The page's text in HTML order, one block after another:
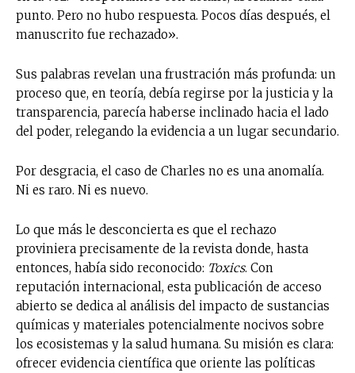
punto. Pero no hubo respuesta. Pocos días después, el
manuscrito fue rechazado».
Sus palabras revelan una frustración más profunda: un
proceso que, en teoría, debía regirse por la justicia y la
transparencia, parecía haberse inclinado hacia el lado
del poder, relegando la evidencia a un lugar secundario.
Por desgracia, el caso de Charles no es una anomalía.
Ni es raro. Ni es nuevo.
Lo que más le desconcierta es que el rechazo
proviniera precisamente de la revista donde, hasta
entonces, había sido reconocido: Toxics. Con
reputación internacional, esta publicación de acceso
abierto se dedica al análisis del impacto de sustancias
químicas y materiales potencialmente nocivos sobre
los ecosistemas y la salud humana. Su misión es clara:
ofrecer evidencia científica que oriente las políticas